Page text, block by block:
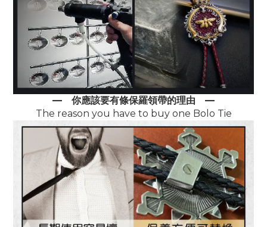
— 你應該要有條保羅領帶的理由 —
The reason you have to buy one Bolo Tie